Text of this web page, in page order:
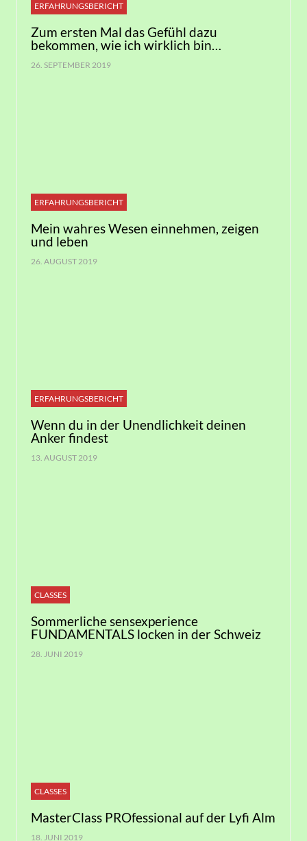
ERFAHRUNGSBERICHT
Zum ersten Mal das Gefühl dazu
bekommen, wie ich wirklich bin…
26. SEPTEMBER 2019
ERFAHRUNGSBERICHT
Mein wahres Wesen einnehmen, zeigen
und leben
26. AUGUST 2019
ERFAHRUNGSBERICHT
Wenn du in der Unendlichkeit deinen
Anker findest
13. AUGUST 2019
CLASSES
Sommerliche sensexperience
FUNDAMENTALS locken in der Schweiz
28. JUNI 2019
CLASSES
MasterClass PROfessional auf der Lyfi Alm
18. JUNI 2019